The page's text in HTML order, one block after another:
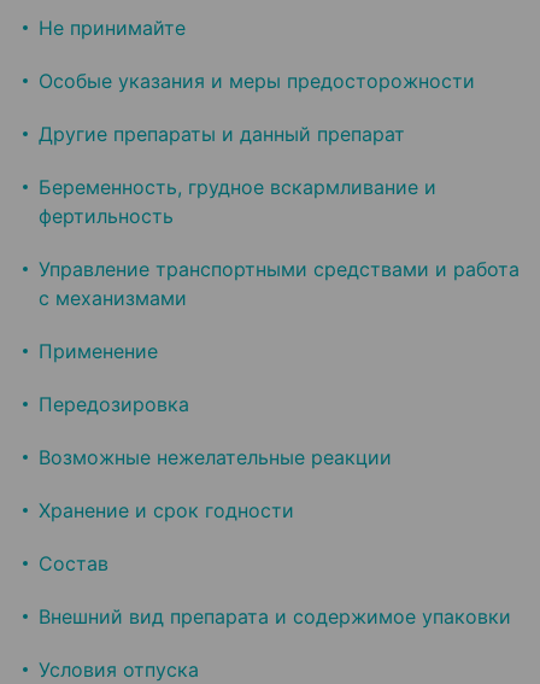
Не принимайте
Особые указания и меры предосторожности
Другие препараты и данный препарат
Беременность, грудное вскармливание и
фертильность
Управление транспортными средствами и работа
с механизмами
Применение
Передозировка
Возможные нежелательные реакции
Хранение и срок годности
Состав
Внешний вид препарата и содержимое упаковки
Условия отпуска